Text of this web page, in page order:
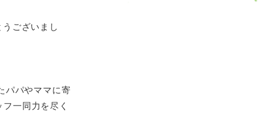
ございまし
パパやママに寄
一同力を尽く